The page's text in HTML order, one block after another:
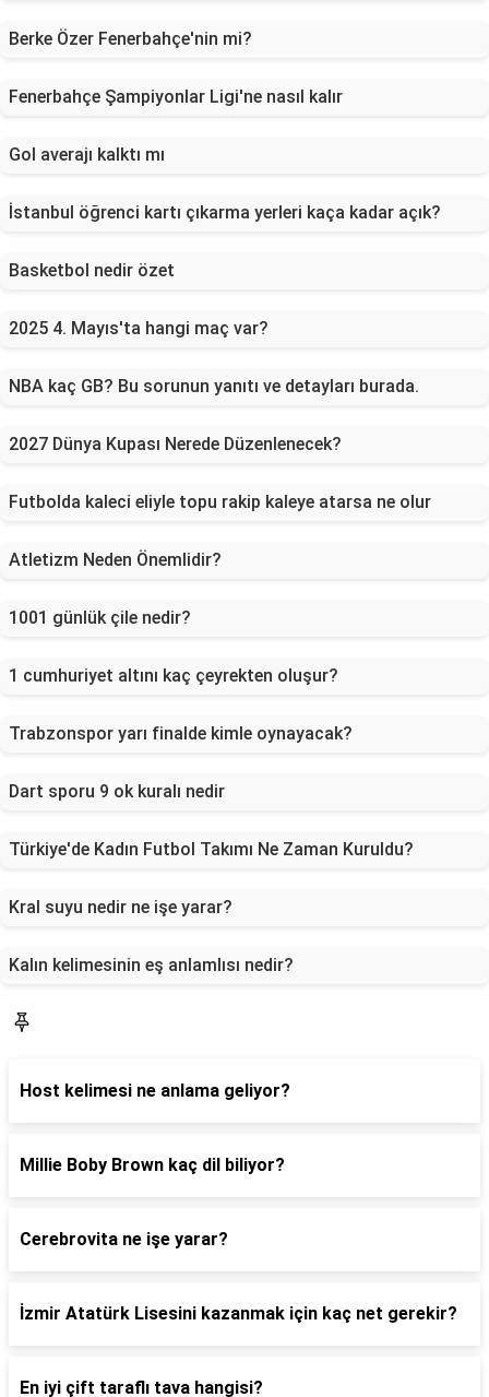
Berke Özer Fenerbahçe'nin mi?
Fenerbahçe Şampiyonlar Ligi'ne nasıl kalır
Gol averajı kalktı mı
İstanbul öğrenci kartı çıkarma yerleri kaça kadar açık?
Basketbol nedir özet
2025 4. Mayıs'ta hangi maç var?
NBA kaç GB? Bu sorunun yanıtı ve detayları burada.
2027 Dünya Kupası Nerede Düzenlenecek?
Futbolda kaleci eliyle topu rakip kaleye atarsa ne olur
Atletizm Neden Önemlidir?
1001 günlük çile nedir?
1 cumhuriyet altını kaç çeyrekten oluşur?
Trabzonspor yarı finalde kimle oynayacak?
Dart sporu 9 ok kuralı nedir
Türkiye'de Kadın Futbol Takımı Ne Zaman Kuruldu?
Kral suyu nedir ne işe yarar?
Kalın kelimesinin eş anlamlısı nedir?
Host kelimesi ne anlama geliyor?
Millie Boby Brown kaç dil biliyor?
Cerebrovita ne işe yarar?
İzmir Atatürk Lisesini kazanmak için kaç net gerekir?
En iyi çift taraflı tava hangisi?